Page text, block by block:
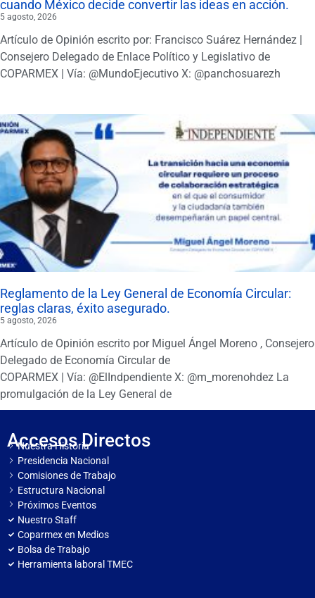
cuando México decide convertir las ideas en acción.
5 agosto, 2026
Artículo de Opinión escrito por: Francisco Suárez Hernández |
Consejero Delegado de Enlace Político y Legislativo de
COPARMEX | Vía: @MundoEjecutivo X: @panchosuarezh
Reglamento de la Ley General de Economía Circular:
reglas claras, éxito asegurado.
5 agosto, 2026
Artículo de Opinión escrito por Miguel Ángel Moreno , Consejero
Delegado de Economía Circular de
COPARMEX | Vía: @ElIndpendiente X: @m_morenohdez La
promulgación de la Ley General de
Accesos Directos
Nuestra Historia
Presidencia Nacional
Comisiones de Trabajo
Estructura Nacional
Próximos Eventos
Nuestro Staff
Coparmex en Medios
Bolsa de Trabajo
Herramienta laboral TMEC